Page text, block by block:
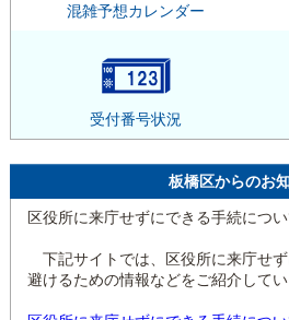
混雑予想カレンダー
受付番号状況
板橋区からのお
区役所に来庁せずにできる手続につ
下記サイトでは、区役所に来庁せ
避けるための情報などをご紹介してい